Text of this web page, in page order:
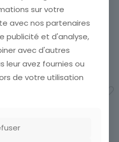
ETAT VOIR SCAN Cumulez
vos achats en visitant ma
boutique afin de réduire
vos frais de port. Attendez
que nous ayons calculé les
2,50€
sur votre
avec nos partenaires
publicité et d'analyse,
avec d'autres
leur avez fournies ou
de votre utilisation